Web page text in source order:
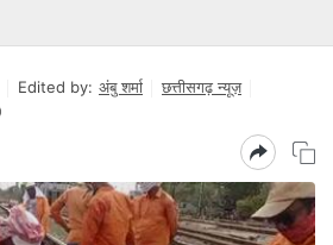
Edited by: अंबु शर्मा
छत्तीसगढ़ न्यूज़